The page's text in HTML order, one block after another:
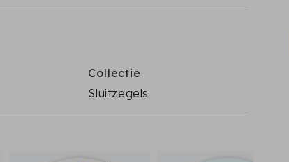
Collectie
Sluitzegels